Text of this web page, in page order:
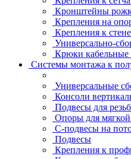
Кронштейны
Крепления на
Крепления к
Универсально-
Крюки
Системы монтажа к
Универсальные
Консоли
Подвесы для
Опоры для
С-подвесы на
Подвесы
Крепления к